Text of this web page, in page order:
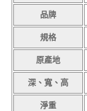
品牌
規格
原產地
深、寬、高
淨重